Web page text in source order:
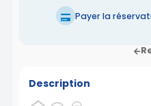
Payer la
Description